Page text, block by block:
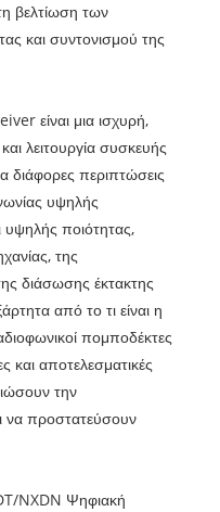
βελτίωση των
και συντονισμού της
είναι μια ισχυρή,
λειτουργία συσκευής
διάφορες περιπτώσεις
υψηλής
υψηλής ποιότητας,
της
διάσωσης έκτακτης
από το τι είναι η
πομποδέκτες
και αποτελεσματικές
την
να προστατεύσουν
NXDN Ψηφιακή